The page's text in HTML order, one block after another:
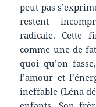
peut pas
restent
radicale. Cette
comme une de
quoi qu’on
l’amour et
ineffable (Léna